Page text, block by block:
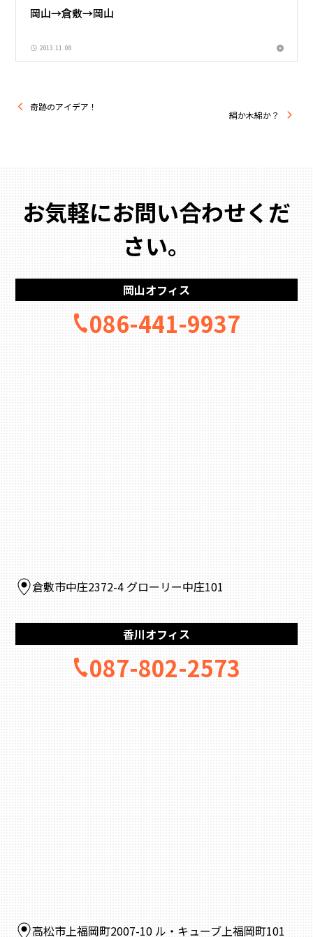
岡山→倉敷→岡山
2013.11.08
奇跡のアイデア！
絹か木綿か？
お気軽にお問い合わせくだ
さい。
岡山オフィス
086-441-9937
倉敷市中庄2372-4 グローリー中庄101
香川オフィス
087-802-2573
高松市上福岡町2007-10 ル・キューブ上福岡町101